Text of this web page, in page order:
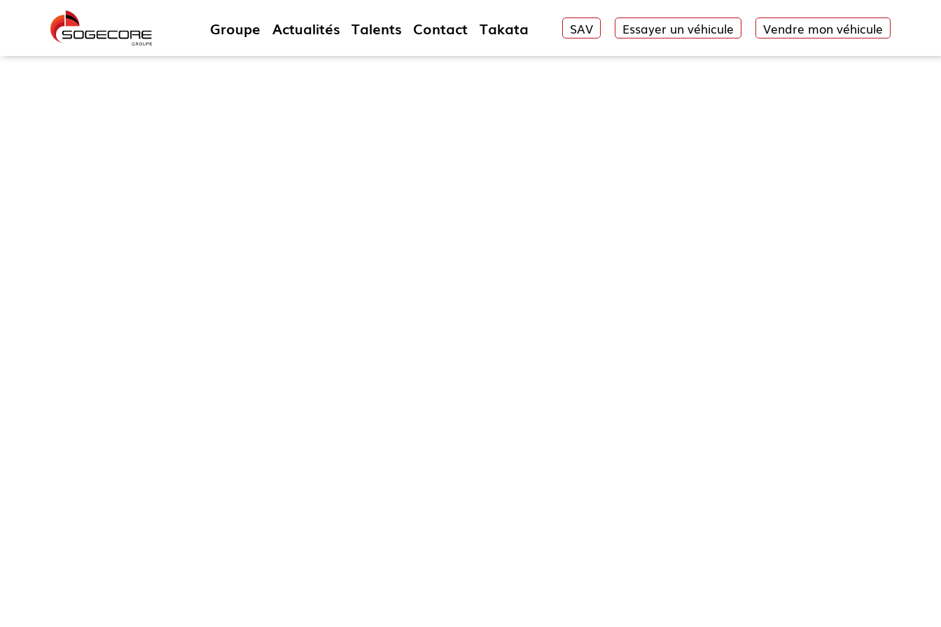
Groupe Actualités Talents Contact Takata SAV Essayer un véhicule Vendre mon véhicule